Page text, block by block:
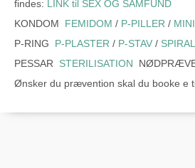
findes: LINK til SEX OG SAMFUND
KONDOM FEMIDOM / P-PILLER /
P-RING P-PLASTER / P-STAV / SPIRAL
PESSAR STERILISATION
Ønsker du prævention skal du booke e